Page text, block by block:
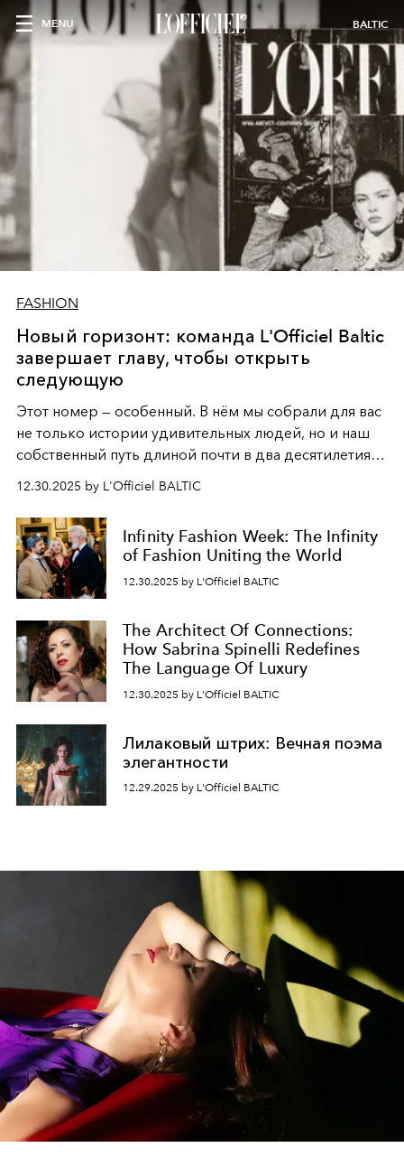
MENU BALTIC
FASHION
Новый горизонт: команда L'Officiel Baltic
завершает главу, чтобы открыть
следующую
Этот номер — особенный. В нём мы собрали для вас
не только истории удивительных людей, но и наш
собственный путь длиной почти в два десятилетия.
Вместо привычного подведения итогов мы от всей
души говорим спасибо каждому, кто был с нами все
эти годы. И ни в коем случае не прощаемся. С
самыми искренними пожеланиями и теплом, ваша
командаL’Officiel Baltic.
12.30.2025 by L'Officiel BALTIC
Infinity Fashion Week: The Infinity
of Fashion Uniting the World
12.30.2025 by L'Officiel BALTIC
The Architect Of Connections:
How Sabrina Spinelli Redefines
The Language Of Luxury
12.30.2025 by L'Officiel BALTIC
Лилаковый штрих: Вечная поэма
элегантности
12.29.2025 by L'Officiel BALTIC